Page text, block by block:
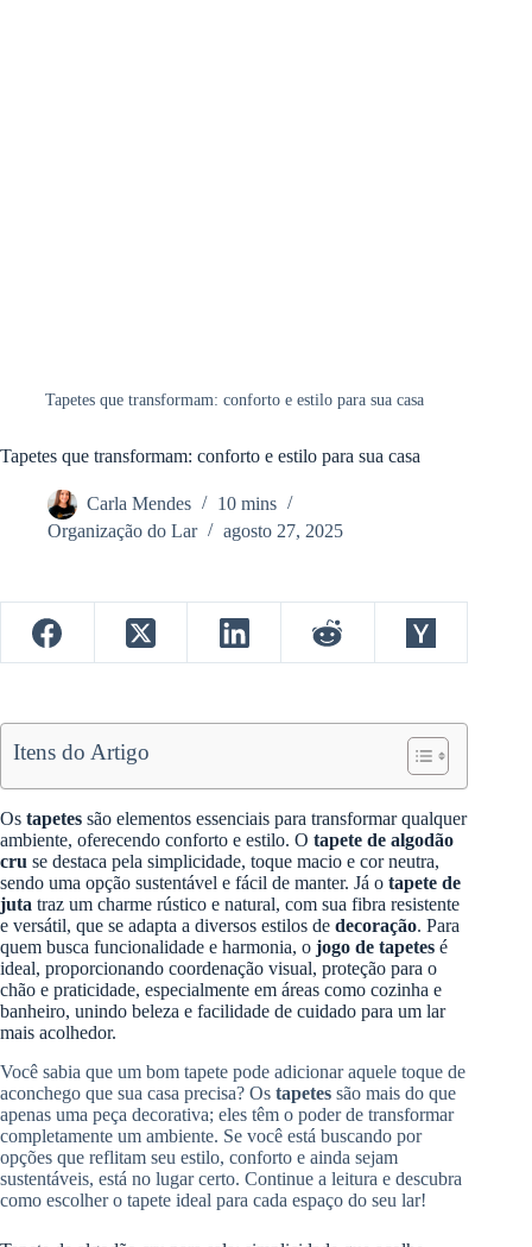
Tapetes que transformam: conforto e estilo para sua casa
Tapetes que transformam: conforto e estilo para sua casa
Carla Mendes
10 mins
Organização do Lar
agosto 27, 2025
Itens do Artigo
Os tapetes são elementos essenciais para transformar qualquer
ambiente, oferecendo conforto e estilo. O tapete de algodão
cru se destaca pela simplicidade, toque macio e cor neutra,
sendo uma opção sustentável e fácil de manter. Já o tapete de
juta traz um charme rústico e natural, com sua fibra resistente
e versátil, que se adapta a diversos estilos de decoração. Para
quem busca funcionalidade e harmonia, o jogo de tapetes é
ideal, proporcionando coordenação visual, proteção para o
chão e praticidade, especialmente em áreas como cozinha e
banheiro, unindo beleza e facilidade de cuidado para um lar
mais acolhedor.
Você sabia que um bom tapete pode adicionar aquele toque de
aconchego que sua casa precisa? Os tapetes são mais do que
apenas uma peça decorativa; eles têm o poder de transformar
completamente um ambiente. Se você está buscando por
opções que reflitam seu estilo, conforto e ainda sejam
sustentáveis, está no lugar certo. Continue a leitura e descubra
como escolher o tapete ideal para cada espaço do seu lar!